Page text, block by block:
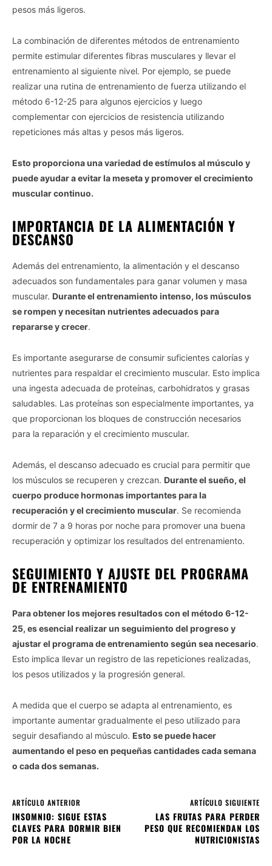
pesos más ligeros.
La combinación de diferentes métodos de entrenamiento
permite estimular diferentes fibras musculares y llevar el
entrenamiento al siguiente nivel. Por ejemplo, se puede
realizar una rutina de entrenamiento de fuerza utilizando el
método 6-12-25 para algunos ejercicios y luego
complementar con ejercicios de resistencia utilizando
repeticiones más altas y pesos más ligeros.
Esto proporciona una variedad de estímulos al músculo y
puede ayudar a evitar la meseta y promover el crecimiento
muscular continuo.
IMPORTANCIA DE LA ALIMENTACIÓN Y
DESCANSO
Además del entrenamiento, la alimentación y el descanso
adecuados son fundamentales para ganar volumen y masa
muscular. Durante el entrenamiento intenso, los músculos
se rompen y necesitan nutrientes adecuados para
repararse y crecer.
Es importante asegurarse de consumir suficientes calorías y
nutrientes para respaldar el crecimiento muscular. Esto implica
una ingesta adecuada de proteínas, carbohidratos y grasas
saludables. Las proteínas son especialmente importantes, ya
que proporcionan los bloques de construcción necesarios
para la reparación y el crecimiento muscular.
Además, el descanso adecuado es crucial para permitir que
los músculos se recuperen y crezcan. Durante el sueño, el
cuerpo produce hormonas importantes para la
recuperación y el crecimiento muscular. Se recomienda
dormir de 7 a 9 horas por noche para promover una buena
recuperación y optimizar los resultados del entrenamiento.
SEGUIMIENTO Y AJUSTE DEL PROGRAMA
DE ENTRENAMIENTO
Para obtener los mejores resultados con el método 6-12-
25, es esencial realizar un seguimiento del progreso y
ajustar el programa de entrenamiento según sea necesario.
Esto implica llevar un registro de las repeticiones realizadas,
los pesos utilizados y la progresión general.
A medida que el cuerpo se adapta al entrenamiento, es
importante aumentar gradualmente el peso utilizado para
seguir desafiando al músculo. Esto se puede hacer
aumentando el peso en pequeñas cantidades cada semana
o cada dos semanas.
ARTÍCULO ANTERIOR
INSOMNIO: SIGUE ESTAS
CLAVES PARA DORMIR BIEN
POR LA NOCHE
ARTÍCULO SIGUIENTE
LAS FRUTAS PARA PERDER
PESO QUE RECOMIENDAN LOS
NUTRICIONISTAS